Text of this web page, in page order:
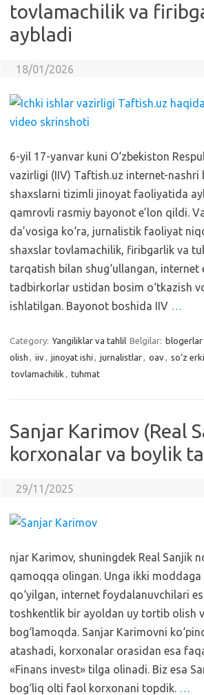
tovlamachilik va
aybladi
18/01/2026
6-yil 17-yanvar kuni O‘zbekiston
vazirligi (IIV) Taftish.uz internet-nashri
shaxslarni tizimli jinoyat faoliyatida
qamrovli rasmiy bayonot e’lon qildi.
da’vosiga ko‘ra, jurnalistik faoliyat
shaxslar tovlamachilik, firibgarlik va
tarqatish bilan shug‘ullangan, internet
tadbirkorlar ustidan bosim o‘tkazish
ishlatilgan. Bayonot boshida IIV …
Category: Yangiliklar va tahlil Belgilar: blogerlar
olish , iiv, jinoyat ishi , jurnalistlar, oav, so‘z
tovlamachilik , tuhmat
Sanjar Karimov (Real
korxonalar va boylik
29/11/2025
njar Karimov, shuningdek Real Sanjik
qamoqqa olingan. Unga ikki moddaga
qo‘yilgan, internet foydalanuvchilari
toshkentlik bir ayoldan uy tortib olish
bog‘lamoqda. Sanjar Karimovni
atashadi, korxonalar orasidan esa
«Finans invest» tilga olinadi. Biz esa
bog‘liq olti faol korxonani topdik. …